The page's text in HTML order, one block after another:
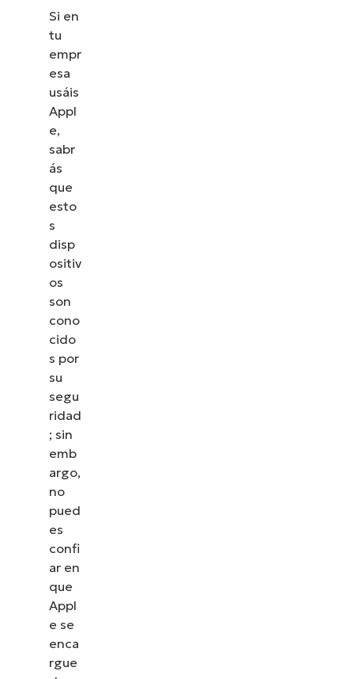
Si en
tu
empr
esa
usáis
Appl
e,
sabr
ás
que
esto
s
disp
ositiv
os
son
cono
cido
s por
su
segu
ridad
; sin
emb
argo,
no
pued
es
confi
ar en
que
Appl
e se
enca
rgue